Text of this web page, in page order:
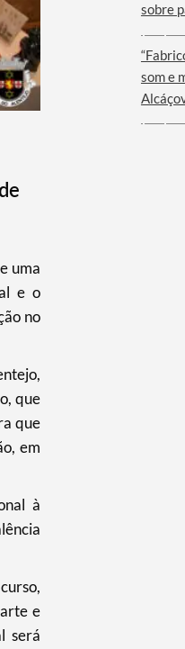
uma
e o
no
que
que
em
à
e
será
sobre
som e